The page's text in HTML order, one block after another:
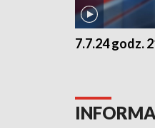
7.7.24 godz.